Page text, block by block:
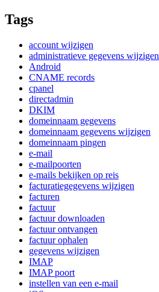
Tags
account wijzigen
administratieve gegevens wijzigen
Android
CNAME records
cpanel
directadmin
DKIM
domeinnaam gegevens
domeinnaam gegevens wijzigen
domeinnaam pingen
e-mail
e-mailpoorten
e-mails bekijken op reis
facturatiegegevens wijzigen
facturen
factuur
factuur downloaden
factuur ontvangen
factuur ophalen
gegevens wijzigen
IMAP
IMAP poort
instellen van een e-mail